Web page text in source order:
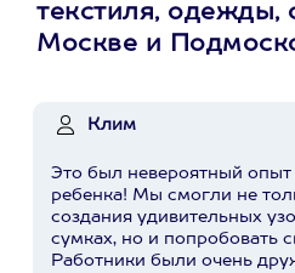
текстиля, одежды,
Москве и
Клим
Это был невероятный
ребенка! Мы смогли не
создания удивительных
сумках, но и попробовать
Работники были очень